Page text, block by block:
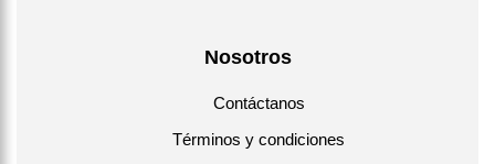
Nosotros
Contáctanos
Términos y condiciones